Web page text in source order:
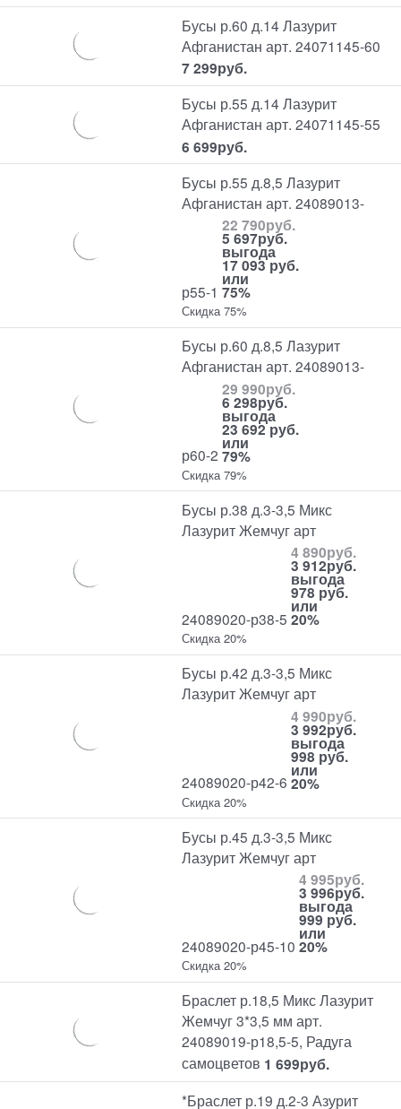
Бусы р.60 д.14 Лазурит
Афганистан арт. 24071145-60
7 299руб.
Бусы р.55 д.14 Лазурит
Афганистан арт. 24071145-55
6 699руб.
Бусы р.55 д.8,5 Лазурит
Афганистан арт. 24089013-
р55-1
22 790руб.
5 697руб.
выгода
17 093 руб.
или
75%
Скидка 75%
Бусы р.60 д.8,5 Лазурит
Афганистан арт. 24089013-
р60-2
29 990руб.
6 298руб.
выгода
23 692 руб.
или
79%
Скидка 79%
Бусы р.38 д.3-3,5 Микс
Лазурит Жемчуг арт
24089020-р38-5
4 890руб.
3 912руб.
выгода
978 руб.
или
20%
Скидка 20%
Бусы р.42 д.3-3,5 Микс
Лазурит Жемчуг арт
24089020-р42-6
4 990руб.
3 992руб.
выгода
998 руб.
или
20%
Скидка 20%
Бусы р.45 д.3-3,5 Микс
Лазурит Жемчуг арт
24089020-р45-10
4 995руб.
3 996руб.
выгода
999 руб.
или
20%
Скидка 20%
Браслет р.18,5 Микс Лазурит
Жемчуг 3*3,5 мм арт.
24089019-р18,5-5, Радуга
самоцветов 1 699руб.
*Браслет р.19 д.2-3 Азурит